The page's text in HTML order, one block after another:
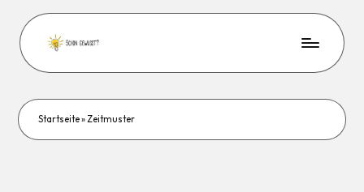
Startseite»Zeitmuster